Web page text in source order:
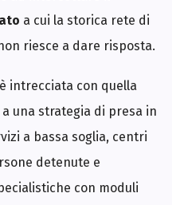
a cui la storica rete di
riesce a dare risposta.
intrecciata con quella
una strategia di presa in
a bassa soglia, centri
detenute e
con moduli